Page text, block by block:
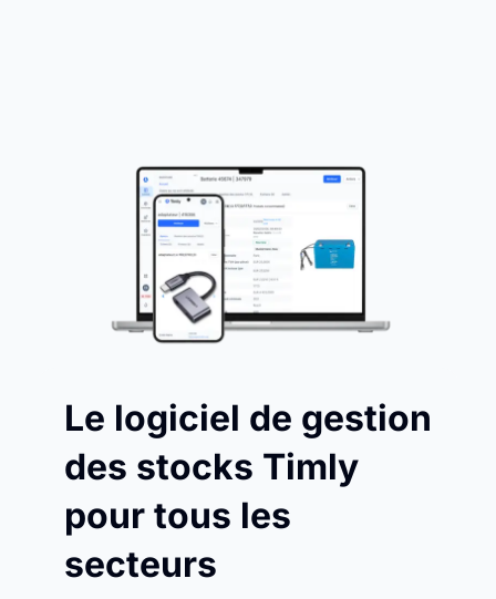
Le logiciel de gestion
des stocks Timly
pour tous les
secteurs